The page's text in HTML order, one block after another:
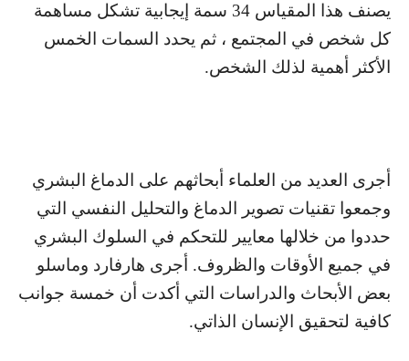
يصنف هذا المقياس 34 سمة إيجابية تشكل مساهمة
كل شخص في المجتمع ، ثم يحدد السمات الخمس
الأكثر أهمية لذلك الشخص.
أجرى العديد من العلماء أبحاثهم على الدماغ البشري
وجمعوا تقنيات تصوير الدماغ والتحليل النفسي التي
حددوا من خلالها معايير للتحكم في السلوك البشري
في جميع الأوقات والظروف. أجرى هارفارد وماسلو
بعض الأبحاث والدراسات التي أكدت أن خمسة جوانب
كافية لتحقيق الإنسان الذاتي.